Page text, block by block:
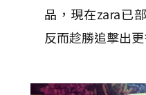
品，現在zara已
反而趁勝追擊出